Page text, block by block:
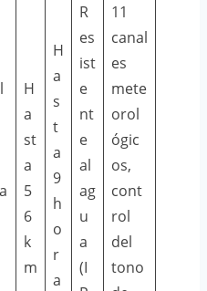
H
a
st
a
5
6
k
m
H
a
s
t
a
9
h
o
r
a
R
es
ist
e
nt
e
al
ag
u
a
(I
11
canal
es
mete
orol
ógic
os,
cont
rol
del
tono